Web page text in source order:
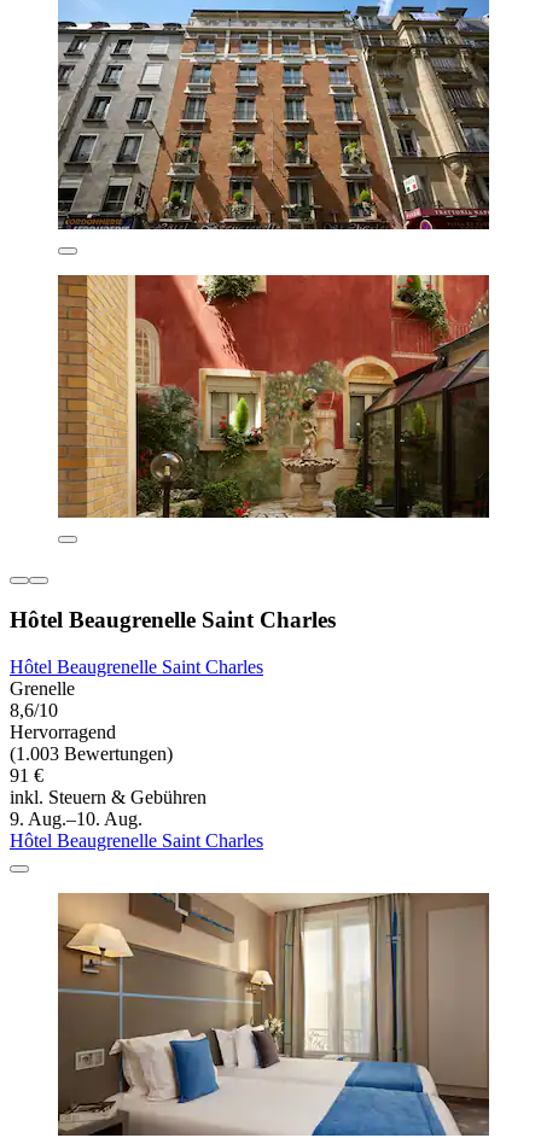
Hôtel Beaugrenelle Saint Charles
Hôtel Beaugrenelle Saint Charles
Grenelle
8,6/10
Hervorragend
(1.003 Bewertungen)
91 €
inkl. Steuern & Gebühren
9. Aug.–10. Aug.
Hôtel Beaugrenelle Saint Charles